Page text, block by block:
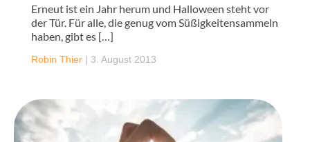
Erneut ist ein Jahr herum und Halloween steht vor
der Tür. Für alle, die genug vom Süßigkeitensammeln
haben, gibt es […]
Robin Thier | 3. August 2013